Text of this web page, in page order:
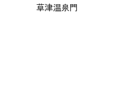
草津温泉門